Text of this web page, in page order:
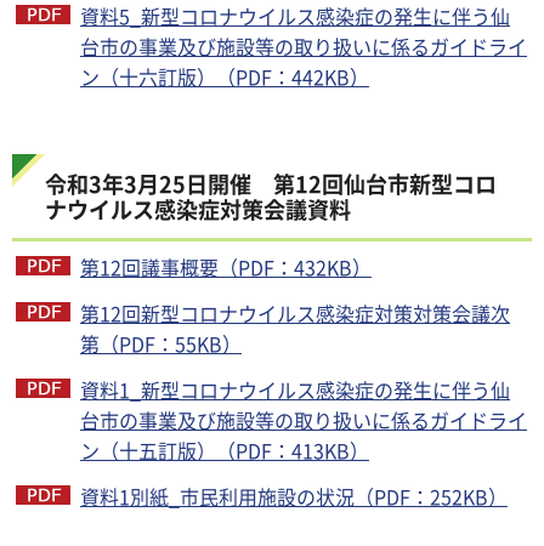
資料5_新型コロナウイルス感染症の発生に伴う仙
台市の事業及び施設等の取り扱いに係るガイドライ
ン（十六訂版）（PDF：442KB）
令和3年3月25日開催 第12回仙台市新型コロ
ナウイルス感染症対策会議資料
第12回議事概要（PDF：432KB）
第12回新型コロナウイルス感染症対策対策会議次
第（PDF：55KB）
資料1_新型コロナウイルス感染症の発生に伴う仙
台市の事業及び施設等の取り扱いに係るガイドライ
ン（十五訂版）（PDF：413KB）
資料1別紙_市民利用施設の状況（PDF：252KB）